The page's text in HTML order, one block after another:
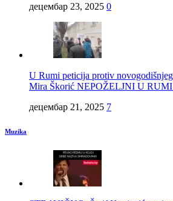
децембар 23, 2025 0
U Rumi peticija protiv
Mira Škorić NEPOŽELJNI U
децембар 21, 2025 7
Muzika